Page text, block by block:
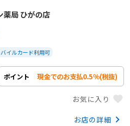
薬局 ひがの店
イルカード利用可
ポイント 現金でのお支払0.5%(税抜)
お気に入り favorite
お店の詳細 keyboard_arrow_right